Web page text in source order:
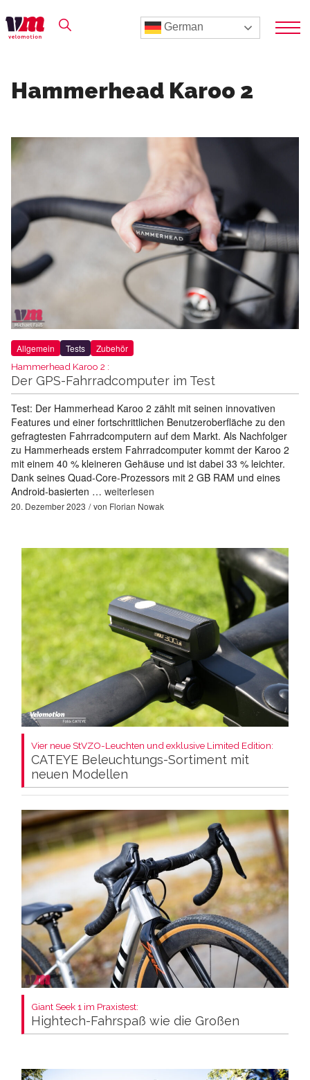
German
Hammerhead Karoo 2
Allgemein Tests Zubehör
Hammerhead Karoo 2 :
Der GPS-Fahrradcomputer im Test
Test: Der Hammerhead Karoo 2 zählt mit seinen innovativen
Features und einer fortschrittlichen Benutzeroberfläche zu den
gefragtesten Fahrradcomputern auf dem Markt. Als Nachfolger
zu Hammerheads erstem Fahrradcomputer kommt der Karoo 2
mit einem 40 % kleineren Gehäuse und ist dabei 33 % leichter.
Dank seines Quad-Core-Prozessors mit 2 GB RAM und eines
Android-basierten … weiterlesen
20. Dezember 2023 von Florian Nowak
Vier neue StVZO-Leuchten und exklusive Limited Edition:
CATEYE Beleuchtungs-Sortiment mit
neuen Modellen
Giant Seek 1 im Praxistest:
Hightech-Fahrspaß wie die Großen